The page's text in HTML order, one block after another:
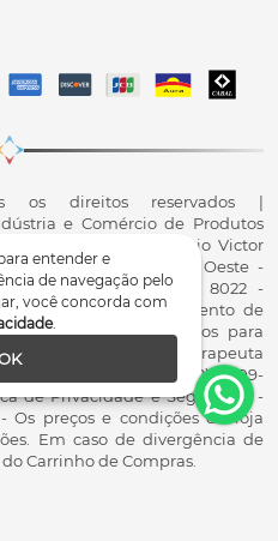
entender e
de navegação pelo
você concorda com
.
os direitos reservados |
e Comércio de Produtos
0001-78 | R. Antônio Victor
II, Santa Tereza do Oeste -
conosco: 0800 200 8022 -
de Funcionamento de
Fabricação de Produtos para
- Fisioterapeuta
Zani - Crefito8(PR): 8409-
de Privacidade e Segurança -
Os preços e condições da loja
Em caso de divergência de
Carrinho de Compras.